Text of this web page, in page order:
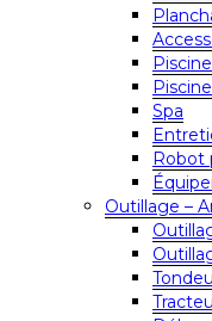
Piscine
Spa
Robot
Outillage –